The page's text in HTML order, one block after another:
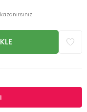
kazanırsınız!